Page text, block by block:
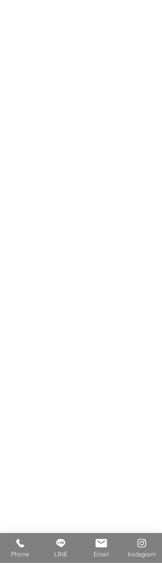
豆の教室は、もともと豆が好きだという方が
Phone LINE Email Instagram